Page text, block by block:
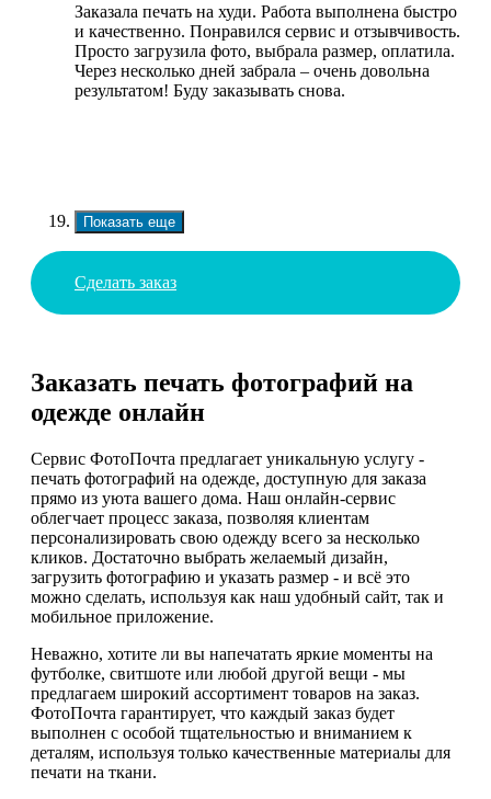
Заказала печать на худи. Работа выполнена быстро
и качественно. Понравился сервис и отзывчивость.
Просто загрузила фото, выбрала размер, оплатила.
Через несколько дней забрала – очень довольна
результатом! Буду заказывать снова.
Показать еще
Сделать заказ
Заказать печать фотографий на
одежде онлайн
Сервис ФотоПочта предлагает уникальную услугу -
печать фотографий на одежде, доступную для заказа
прямо из уюта вашего дома. Наш онлайн-сервис
облегчает процесс заказа, позволяя клиентам
персонализировать свою одежду всего за несколько
кликов. Достаточно выбрать желаемый дизайн,
загрузить фотографию и указать размер - и всё это
можно сделать, используя как наш удобный сайт, так и
мобильное приложение.
Неважно, хотите ли вы напечатать яркие моменты на
футболке, свитшоте или любой другой вещи - мы
предлагаем широкий ассортимент товаров на заказ.
ФотоПочта гарантирует, что каждый заказ будет
выполнен с особой тщательностью и вниманием к
деталям, используя только качественные материалы для
печати на ткани.